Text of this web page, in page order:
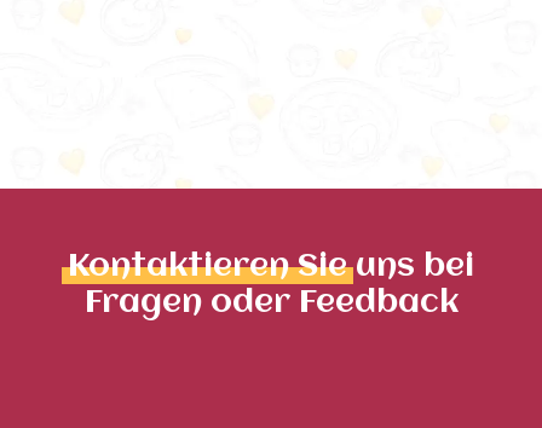
Kontaktieren Sieuns bei
Fragen oder Feedback